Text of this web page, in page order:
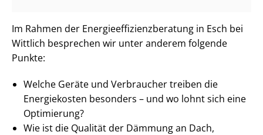
Im Rahmen der En­er­gie­ef­fi­zi­enz­be­ra­tung in Esch bei
Wittlich besprechen wir unter anderem folgende
Punkte:
Welche Geräte und Verbraucher treiben die
Energiekosten besonders – und wo lohnt sich eine
Optimierung?
Wie ist die Qualität der Dämmung an Dach,